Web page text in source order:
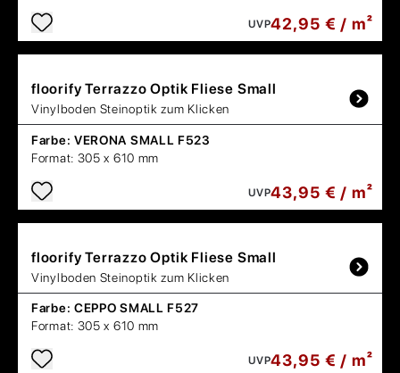
UVP42,95 € / m²
floorify Terrazzo Optik Fliese Small
Vinylboden Steinoptik zum Klicken
Farbe: VERONA SMALL F523
Format: 305 x 610 mm
UVP43,95 € / m²
floorify Terrazzo Optik Fliese Small
Vinylboden Steinoptik zum Klicken
Farbe: CEPPO SMALL F527
Format: 305 x 610 mm
UVP43,95 € / m²